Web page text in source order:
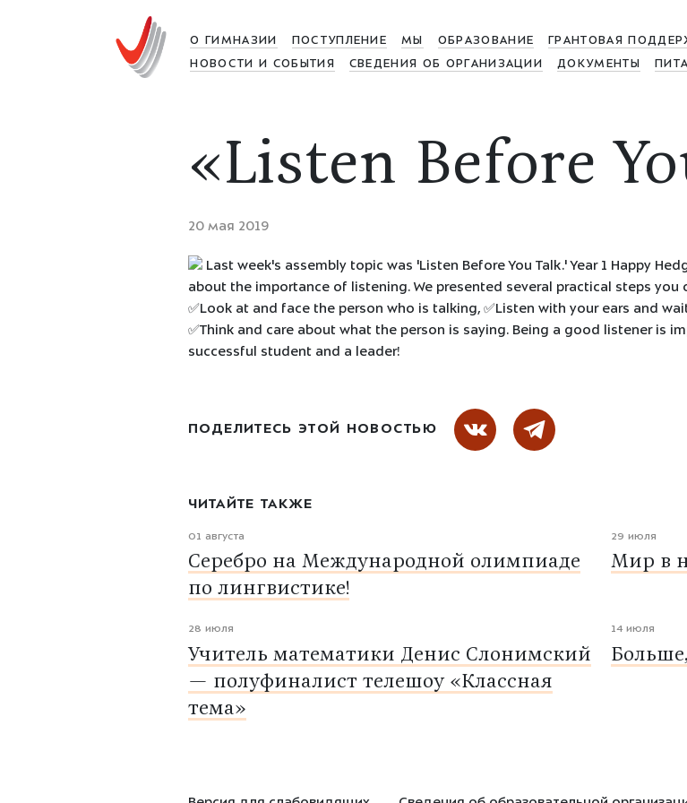
О ГИМНАЗИИ ПОСТУПЛЕНИЕ МЫ ОБРАЗОВАНИЕ ГРАНТОВАЯ
НОВОСТИ И СОБЫТИЯ
СВЕДЕНИЯ ОБ ОРГАНИЗАЦИИ ДОКУМЕНТЫ
«Listen Before
20 мая 2019
Last week's assembly topic was 'Listen Before You Talk.' Year 1 Happy
about the importance of listening. We presented several practical steps
✅Look at and face the person who is talking, ✅Listen with your ears and
✅Think and care about what the person is saying. Being a good listener is
successful student and a leader!
ПОДЕЛИТЕСЬ ЭТОЙ НОВОСТЬЮ
ЧИТАЙТЕ ТАКЖЕ
01 августа
Серебро на Международной олимпиаде
по лингвистике!
29 июля
Мир в
28 июля
Учитель математики Денис Слонимский
— полуфиналист телешоу «Классная
тема»
14 июля